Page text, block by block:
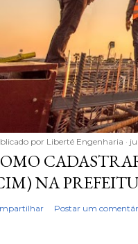
por Liberté Engenharia
NA
Postar um